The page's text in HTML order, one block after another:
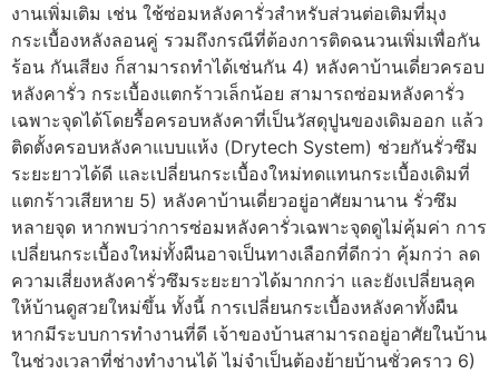
งานเพิ่มเติม เช่น ใช้ซ่อมหลังคารั่วสำหรับส่วนต่อเติมที่มุง
กระเบื้องหลังลอนคู่ รวมถึงกรณีที่ต้องการติดฉนวนเพิ่มเพื่อกัน
ร้อน กันเสียง ก็สามารถทำได้เช่นกัน 4) หลังคาบ้านเดี่ยวครอบ
หลังคารั่ว กระเบื้องแตกร้าวเล็กน้อย สามารถซ่อมหลังคารั่ว
เฉพาะจุดได้โดยรื้อครอบหลังคาที่เป็นวัสดุปูนของเดิมออก แล้ว
ติดตั้งครอบหลังคาแบบแห้ง (Drytech System) ช่วยกันรั่วซึม
ระยะยาวได้ดี และเปลี่ยนกระเบื้องใหม่ทดแทนกระเบื้องเดิมที่
แตกร้าวเสียหาย 5) หลังคาบ้านเดี่ยวอยู่อาศัยมานาน รั่วซึม
หลายจุด หากพบว่าการซ่อมหลังคารั่วเฉพาะจุดดูไม่คุ้มค่า การ
เปลี่ยนกระเบื้องใหม่ทั้งผืนอาจเป็นทางเลือกที่ดีกว่า คุ้มกว่า ลด
ความเสี่ยงหลังคารั่วซึมระยะยาวได้มากกว่า และยังเปลี่ยนลุค
ให้บ้านดูสวยใหม่ขึ้น ทั้งนี้ การเปลี่ยนกระเบื้องหลังคาทั้งผืน
หากมีระบบการทำงานที่ดี เจ้าของบ้านสามารถอยู่อาศัยในบ้าน
ในช่วงเวลาที่ช่างทำงานได้ ไม่จำเป็นต้องย้ายบ้านชั่วคราว 6)